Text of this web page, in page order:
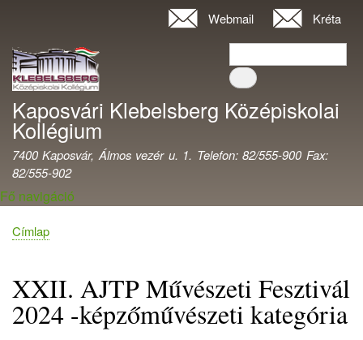
Ugrás
a
fiók
menüje
Webmail Kréta
Keresés
Kaposvári Klebelsberg Középiskolai
Kollégium
7400 Kaposvár, Álmos vezér u. 1. Telefon: 82/555-900 Fax:
82/555-902
Fő navigáció
Morzsa
Címlap
XXII. AJTP Művészeti Fesztivál
2024 -képzőművészeti kategória